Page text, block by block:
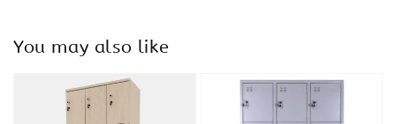
You may also like